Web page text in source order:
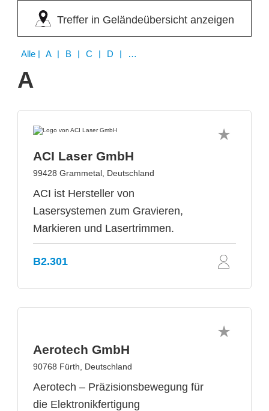
Treffer in Geländeübersicht anzeigen
Alle | A | B | C | D | E | F | G | H | I | K | L | M | N | P | R | S | T | W
A
ACI Laser GmbH
99428 Grammetal, Deutschland
ACI ist Hersteller von
Lasersystemen zum Gravieren,
Markieren und Lasertrimmen.
B2.301
Aerotech GmbH
90768 Fürth, Deutschland
Aerotech – Präzisionsbewegung für
die Elektronikfertigung